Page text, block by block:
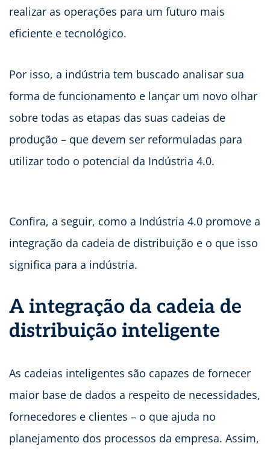
realizar as operações para um futuro mais
eficiente e tecnológico.
Por isso, a indústria tem buscado analisar sua
forma de funcionamento e lançar um novo olhar
sobre todas as etapas das suas cadeias de
produção – que devem ser reformuladas para
utilizar todo o potencial da Indústria 4.0.
Confira, a seguir, como a Indústria 4.0 promove a
integração da cadeia de distribuição e o que isso
significa para a indústria.
A integração da cadeia de
distribuição inteligente
As cadeias inteligentes são capazes de fornecer
maior base de dados a respeito de necessidades,
fornecedores e clientes – o que ajuda no
planejamento dos processos da empresa. Assim,